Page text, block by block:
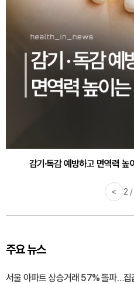
감기·독감 예방하고 면역력
< 3 /
주요 뉴스
서울 아파트 상승거래 57% 돌파…집